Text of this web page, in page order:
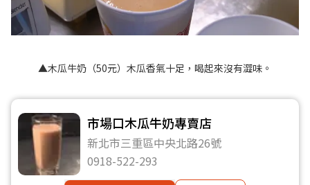
▲木瓜牛奶（50元）木瓜香氣十足，喝起來沒有澀味。
市場口木瓜牛奶專賣店
新北市三重區中央北路26號
0918-522-293